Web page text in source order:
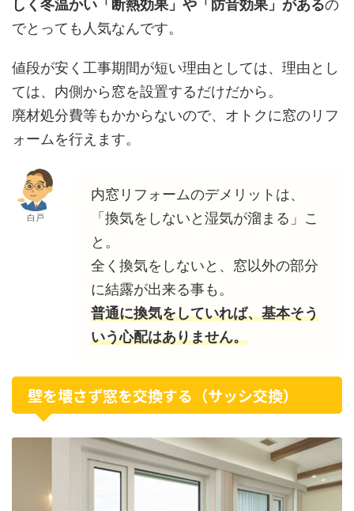
しく冬温かい「断熱効果」や「防音効果」があるの
でとっても人気なんです。
値段が安く工事期間が短い理由としては、理由とし
ては、内側から窓を設置するだけだから。
廃材処分費等もかからないので、オトクに窓のリフ
ォームを行えます。
白戸
内窓リフォームのデメリットは、
「換気をしないと湿気が溜まる」こ
と。
全く換気をしないと、窓以外の部分
に結露が出来る事も。
普通に換気をしていれば、基本そう
いう心配はありません。
壁を壊さず窓を交換する（サッシ交換）